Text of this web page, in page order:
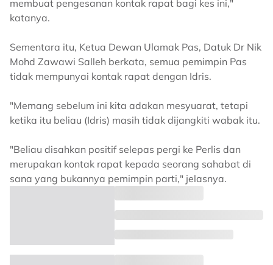
membuat pengesanan kontak rapat bagi kes ini,"
katanya.
Sementara itu, Ketua Dewan Ulamak Pas, Datuk Dr Nik
Mohd Zawawi Salleh berkata, semua pemimpin Pas
tidak mempunyai kontak rapat dengan Idris.
"Memang sebelum ini kita adakan mesyuarat, tetapi
ketika itu beliau (Idris) masih tidak dijangkiti wabak itu.
"Beliau disahkan positif selepas pergi ke Perlis dan
merupakan kontak rapat kepada seorang sahabat di
sana yang bukannya pemimpin parti," jelasnya.